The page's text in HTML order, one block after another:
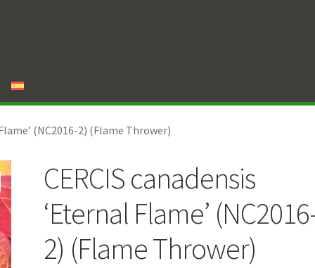
(NC2016-2) (Flame Thrower)
CERCIS canadensis
‘Eternal Flame’
2) (Flame Thrower)